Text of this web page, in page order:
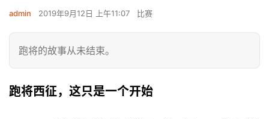
admin 2019年9月12日 上午11:07 比赛
跑将的故事从未结束。
跑将西征，这只是一个开始